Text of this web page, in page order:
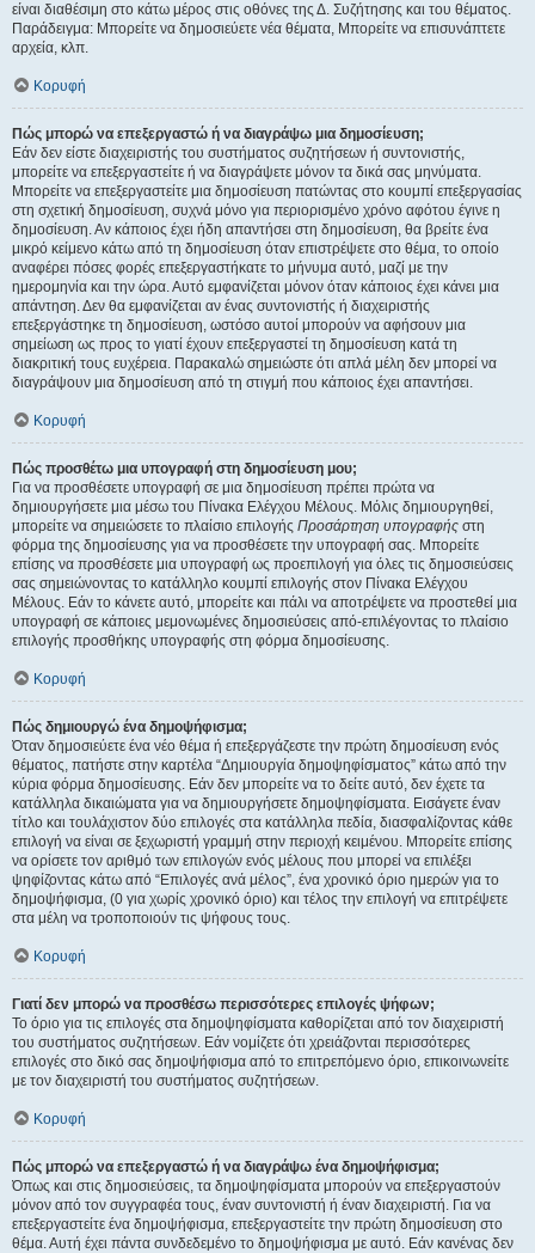
είναι διαθέσιμη στο κάτω μέρος στις οθόνες της Δ. Συζήτησης και του θέματος.
Παράδειγμα: Μπορείτε να δημοσιεύετε νέα θέματα, Μπορείτε να επισυνάπτετε
αρχεία, κλπ.
Κορυφή
Πώς μπορώ να επεξεργαστώ ή να διαγράψω μια δημοσίευση;
Εάν δεν είστε διαχειριστής του συστήματος συζητήσεων ή συντονιστής,
μπορείτε να επεξεργαστείτε ή να διαγράψετε μόνον τα δικά σας μηνύματα.
Μπορείτε να επεξεργαστείτε μια δημοσίευση πατώντας στο κουμπί επεξεργασίας
στη σχετική δημοσίευση, συχνά μόνο για περιορισμένο χρόνο αφότου έγινε η
δημοσίευση. Αν κάποιος έχει ήδη απαντήσει στη δημοσίευση, θα βρείτε ένα
μικρό κείμενο κάτω από τη δημοσίευση όταν επιστρέψετε στο θέμα, το οποίο
αναφέρει πόσες φορές επεξεργαστήκατε το μήνυμα αυτό, μαζί με την
ημερομηνία και την ώρα. Αυτό εμφανίζεται μόνον όταν κάποιος έχει κάνει μια
απάντηση. Δεν θα εμφανίζεται αν ένας συντονιστής ή διαχειριστής
επεξεργάστηκε τη δημοσίευση, ωστόσο αυτοί μπορούν να αφήσουν μια
σημείωση ως προς το γιατί έχουν επεξεργαστεί τη δημοσίευση κατά τη
διακριτική τους ευχέρεια. Παρακαλώ σημειώστε ότι απλά μέλη δεν μπορεί να
διαγράψουν μια δημοσίευση από τη στιγμή που κάποιος έχει απαντήσει.
Κορυφή
Πώς προσθέτω μια υπογραφή στη δημοσίευση μου;
Για να προσθέσετε υπογραφή σε μια δημοσίευση πρέπει πρώτα να
δημιουργήσετε μια μέσω του Πίνακα Ελέγχου Μέλους. Μόλις δημιουργηθεί,
μπορείτε να σημειώσετε το πλαίσιο επιλογής Προσάρτηση υπογραφής στη
φόρμα της δημοσίευσης για να προσθέσετε την υπογραφή σας. Μπορείτε
επίσης να προσθέσετε μια υπογραφή ως προεπιλογή για όλες τις δημοσιεύσεις
σας σημειώνοντας το κατάλληλο κουμπί επιλογής στον Πίνακα Ελέγχου
Μέλους. Εάν το κάνετε αυτό, μπορείτε και πάλι να αποτρέψετε να προστεθεί μια
υπογραφή σε κάποιες μεμονωμένες δημοσιεύσεις από-επιλέγοντας το πλαίσιο
επιλογής προσθήκης υπογραφής στη φόρμα δημοσίευσης.
Κορυφή
Πώς δημιουργώ ένα δημοψήφισμα;
Όταν δημοσιεύετε ένα νέο θέμα ή επεξεργάζεστε την πρώτη δημοσίευση ενός
θέματος, πατήστε στην καρτέλα “Δημιουργία δημοψηφίσματος” κάτω από την
κύρια φόρμα δημοσίευσης. Εάν δεν μπορείτε να το δείτε αυτό, δεν έχετε τα
κατάλληλα δικαιώματα για να δημιουργήσετε δημοψηφίσματα. Εισάγετε έναν
τίτλο και τουλάχιστον δύο επιλογές στα κατάλληλα πεδία, διασφαλίζοντας κάθε
επιλογή να είναι σε ξεχωριστή γραμμή στην περιοχή κειμένου. Μπορείτε επίσης
να ορίσετε τον αριθμό των επιλογών ενός μέλους που μπορεί να επιλέξει
ψηφίζοντας κάτω από “Επιλογές ανά μέλος”, ένα χρονικό όριο ημερών για το
δημοψήφισμα, (0 για χωρίς χρονικό όριο) και τέλος την επιλογή να επιτρέψετε
στα μέλη να τροποποιούν τις ψήφους τους.
Κορυφή
Γιατί δεν μπορώ να προσθέσω περισσότερες επιλογές ψήφων;
Το όριο για τις επιλογές στα δημοψηφίσματα καθορίζεται από τον διαχειριστή
του συστήματος συζητήσεων. Εάν νομίζετε ότι χρειάζονται περισσότερες
επιλογές στο δικό σας δημοψήφισμα από το επιτρεπόμενο όριο, επικοινωνείτε
με τον διαχειριστή του συστήματος συζητήσεων.
Κορυφή
Πώς μπορώ να επεξεργαστώ ή να διαγράψω ένα δημοψήφισμα;
Όπως και στις δημοσιεύσεις, τα δημοψηφίσματα μπορούν να επεξεργαστούν
μόνον από τον συγγραφέα τους, έναν συντονιστή ή έναν διαχειριστή. Για να
επεξεργαστείτε ένα δημοψήφισμα, επεξεργαστείτε την πρώτη δημοσίευση στο
θέμα. Αυτή έχει πάντα συνδεδεμένο το δημοψήφισμα με αυτό. Εάν κανένας δεν